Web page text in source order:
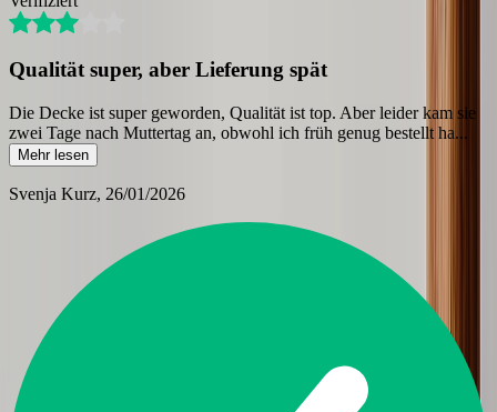
Qualität super, aber Lieferung spät
Die Decke ist super geworden, Qualität ist top. Aber leider kam sie
zwei Tage nach Muttertag an, obwohl ich früh genug bestellt ha...
Mehr lesen
Svenja Kurz, 26/01/2026